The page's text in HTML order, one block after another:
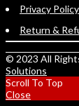
Privacy Policy
Return &
© 2023 All
Solutions
Scroll To Top
Close